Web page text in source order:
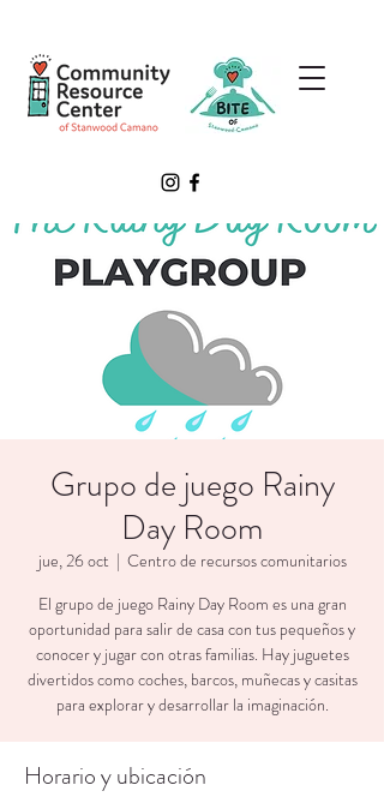
Grupo de juego Rainy
Day Room
jue, 26 oct
  |
Centro de recursos comunitarios
El grupo de juego Rainy Day Room es una gran
oportunidad para salir de casa con tus pequeños y
conocer y jugar con otras familias. Hay juguetes
divertidos como coches, barcos, muñecas y casitas
para explorar y desarrollar la imaginación.
Horario y ubicación